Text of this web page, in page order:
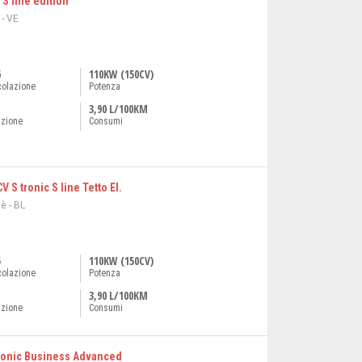
VE
110KW (150CV)
Potenza
3,90 L/100KM
Consumi
S tronic S line Tetto El.
- BL
110KW (150CV)
Potenza
3,90 L/100KM
Consumi
Business Advanced